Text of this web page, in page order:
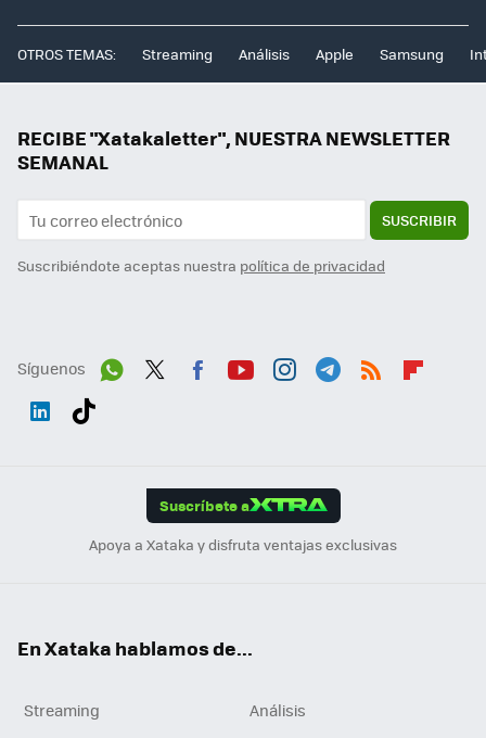
OTROS TEMAS: Streaming Análisis Apple Samsung
RECIBE "Xatakaletter", NUESTRA NEWSLETTER
SEMANAL
SUSCRIBIR
Suscribiéndote aceptas nuestra política de privacidad
Síguenos
Suscríbete a
Apoya a Xataka y disfruta ventajas exclusivas
En Xataka hablamos de...
Streaming
Análisis